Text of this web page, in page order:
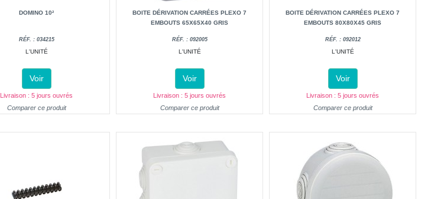
DOMINO 10²
RÉF. : 034215
L'UNITÉ
Voir
Livraison : 5 jours ouvrés
Comparer ce produit
BOITE DÉRIVATION CARRÉES PLEXO 7
EMBOUTS 65X65X40 GRIS
RÉF. : 092005
L'UNITÉ
Voir
Livraison : 5 jours ouvrés
Comparer ce produit
BOITE DÉRIVATION CARRÉES PLEXO 7
EMBOUTS 80X80X45 GRIS
RÉF. : 092012
L'UNITÉ
Voir
Livraison : 5 jours ouvrés
Comparer ce produit